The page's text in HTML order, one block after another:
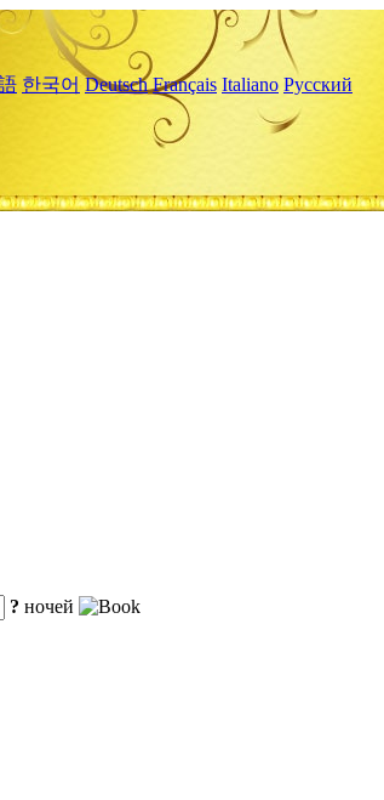
한국어 Deutsch Français Italiano Русский
? ночей